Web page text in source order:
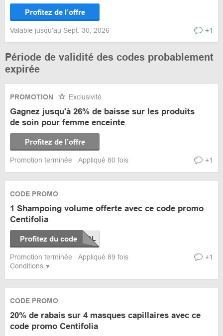
Profitez de l’offre
Valable jusqu’au Sept. 30, 2026 +1
Période de validité des codes probablement
expirée
PROMOTION Exclusivité
Gagnez jusqu'à 26% de baisse sur les produits
de soin pour femme enceinte
Profitez de l’offre
Promotion terminée Appliqué 80 fois +1
Conditions
CODE PROMO
1 Shampoing volume offerte avec ce code promo
Centifolia
Profitez du code
Promotion terminée Appliqué 89 fois +1
CODE PROMO
20% de rabais sur 4 masques capillaires avec ce
code promo Centifolia